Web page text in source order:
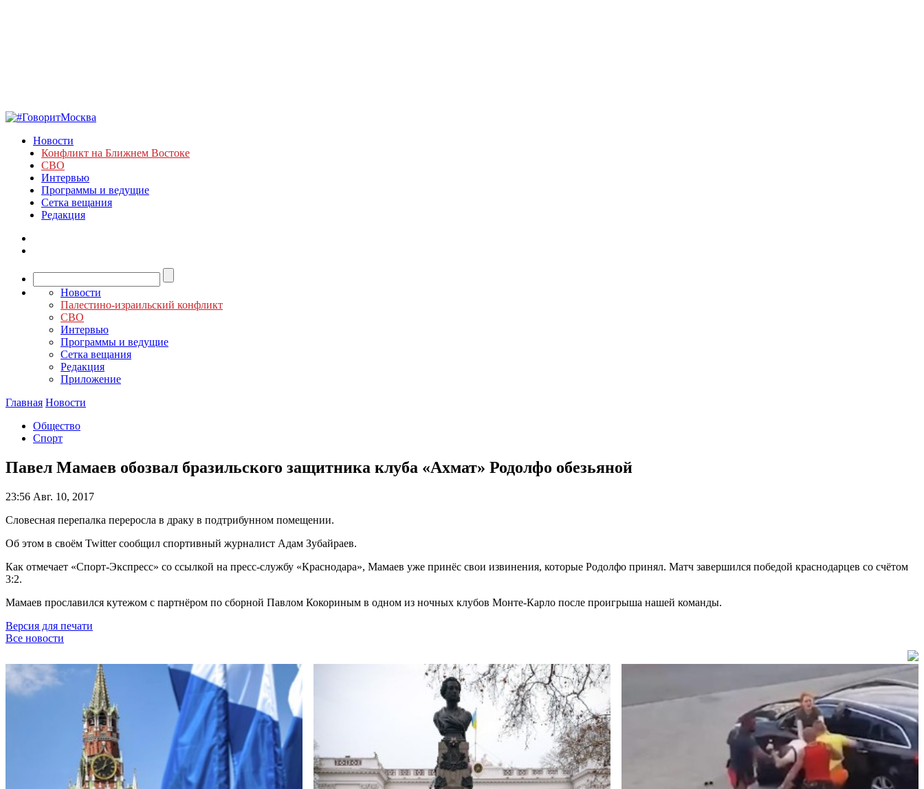
Новости
Конфликт на Ближнем Востоке
СВО
Интервью
Программы и ведущие
Сетка вещания
Редакция
Новости
Палестино-израильский конфликт
СВО
Интервью
Программы и ведущие
Сетка вещания
Редакция
Приложение
Главная Новости
Общество
Спорт
Павел Мамаев обозвал бразильского защитника клуба «Ахмат» Родолфо обезьяной
23:56 Авг. 10, 2017
Словесная перепалка переросла в драку в подтрибунном помещении.
Об этом в своём Twitter сообщил спортивный журналист Адам Зубайраев.
Как отмечает «Спорт-Экспресс» со ссылкой на пресс-службу «Краснодара», Мамаев уже принёс свои извинения, которые Родолфо принял. Матч завершился победой краснодарцев со счётом
3:2.
Мамаев прославился кутежом с партнёром по сборной Павлом Кокориным в одном из ночных клубов Монте-Карло после проигрыша нашей команды.
Версия для печати
Все новости